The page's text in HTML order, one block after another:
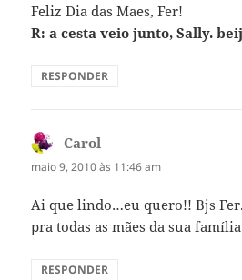
Feliz Dia das Maes, Fer!
R: a cesta veio junto, Sally.
RESPONDER
Carol
maio 9, 2010 às 11:46 am
Ai que lindo…eu quero!! Bjs
pra todas as mães da sua
RESPONDER